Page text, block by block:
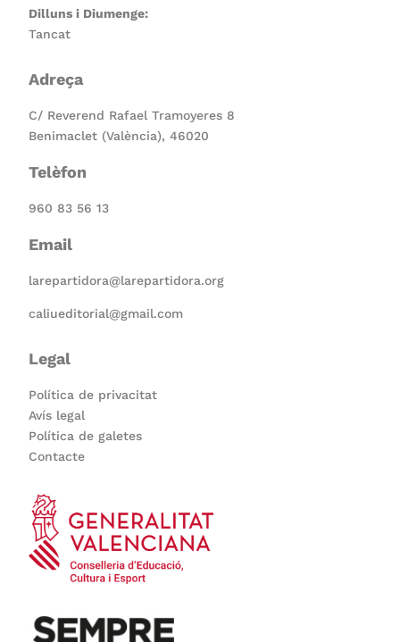
Dilluns i Diumenge:
Tancat
Adreça
C/ Reverend Rafael Tramoyeres 8
Benimaclet (València), 46020
Telèfon
960 83 56 13
Email
larepartidora@larepartidora.org
caliueditorial@gmail.com
Legal
Política de privacitat
Avís legal
Política de galetes
Contacte